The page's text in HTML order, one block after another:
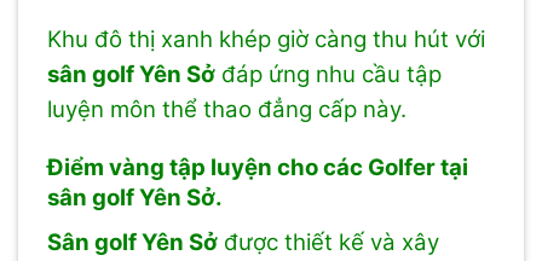
Khu đô thị xanh khép giờ càng thu hút với
sân golf Yên Sở đáp ứng nhu cầu tập
luyện môn thể thao đẳng cấp này.
Điểm vàng tập luyện cho các Golfer tại
sân golf Yên Sở.
Sân golf Yên Sở được thiết kế và xây